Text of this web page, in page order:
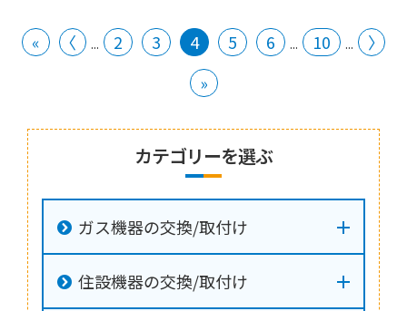
« 〈 ... 2 3 4 5 6 ... 10 ...
〉
»
カテゴリーを選ぶ
ガス機器の交換/取付け
住設機器の交換/取付け